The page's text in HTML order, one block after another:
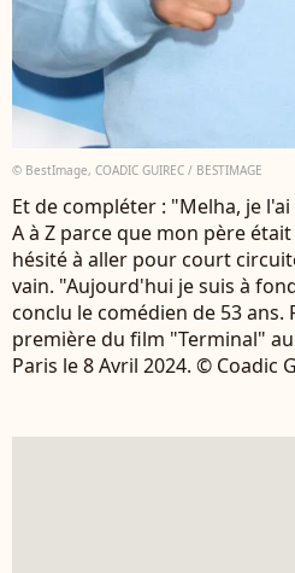
© BestImage, COADIC GUIREC / BESTIMAGE
Et de compléter : "Melha, je
A à Z parce que mon père
hésité à aller pour court
vain. "Aujourd'hui je suis à
conclu le comédien de 53 ans.
première du film "Terminal"
Paris le 8 Avril 2024. © Coadic